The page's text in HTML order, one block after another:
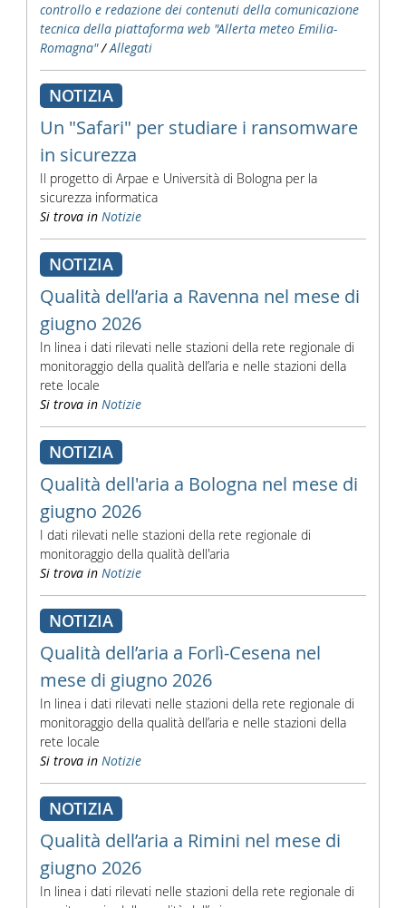
controllo e redazione dei contenuti della comunicazione
tecnica della piattaforma web "Allerta meteo Emilia-
Romagna" /Allegati
NOTIZIA
Un "Safari" per studiare i ransomware
in sicurezza
Il progetto di Arpae e Università di Bologna per la
sicurezza informatica
Si trova in Notizie
NOTIZIA
Qualità dell’aria a Ravenna nel mese di
giugno 2026
In linea i dati rilevati nelle stazioni della rete regionale di
monitoraggio della qualità dell’aria e nelle stazioni della
rete locale
Si trova in Notizie
NOTIZIA
Qualità dell'aria a Bologna nel mese di
giugno 2026
I dati rilevati nelle stazioni della rete regionale di
monitoraggio della qualità dell'aria
Si trova in Notizie
NOTIZIA
Qualità dell’aria a Forlì-Cesena nel
mese di giugno 2026
In linea i dati rilevati nelle stazioni della rete regionale di
monitoraggio della qualità dell’aria e nelle stazioni della
rete locale
Si trova in Notizie
NOTIZIA
Qualità dell’aria a Rimini nel mese di
giugno 2026
In linea i dati rilevati nelle stazioni della rete regionale di